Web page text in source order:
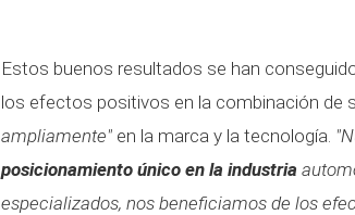
Estos buenos resultados se han
los efectos positivos en la combinación de
ampliamente" en la marca y la tecnología.
posicionamiento único en la industria
especializados, nos beneficiamos de los